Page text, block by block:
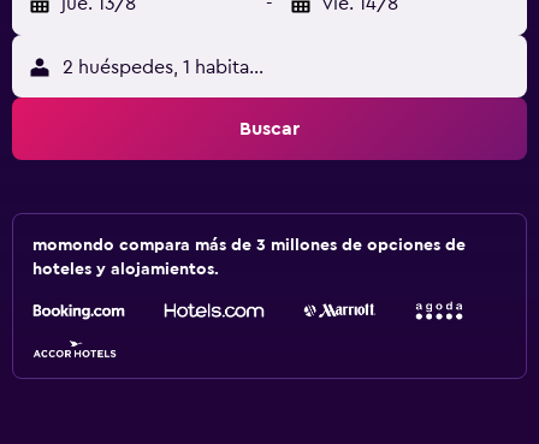
2 huéspedes, 1 habitación
Buscar
momondo compara más de 3 millones de opciones de
hoteles y alojamientos.